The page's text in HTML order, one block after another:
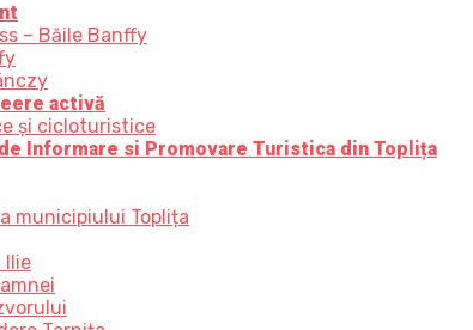
– Băile Banffy
activă
şi cicloturistice
Informare si Promovare Turistica din Toplița
municipiului Toplița
Ilie